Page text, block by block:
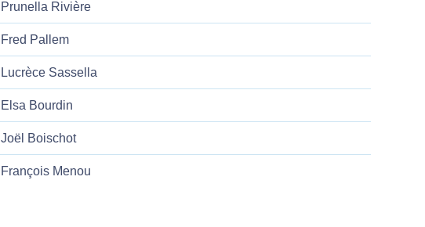
Prunella Rivière
Fred Pallem
Lucrèce Sassella
Elsa Bourdin
Joël Boischot
François Menou